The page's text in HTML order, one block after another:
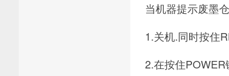
当机器提示废墨
1.关机.同时按住
2.在按住